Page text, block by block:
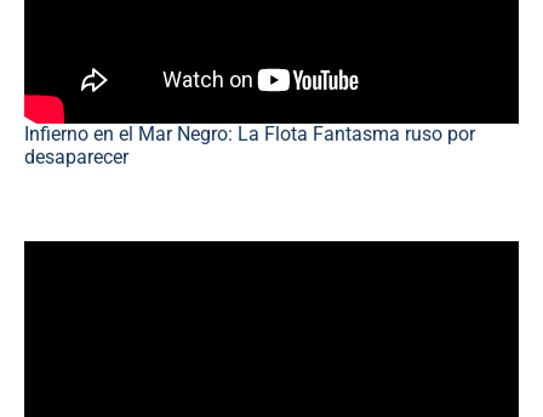
Infierno en el Mar Negro: La Flota Fantasma ruso por
desaparecer